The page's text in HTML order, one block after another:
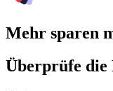
Mehr sparen
Überprüfe die